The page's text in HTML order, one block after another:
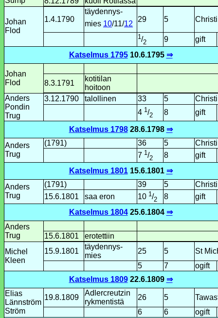
Johan
Flod
1.4.1790
täydennys­
mies 10/11/12
29 5
1 /2 9 gift
Katselmus 179510.6.1795 ⇒
Johan
Flod
8.3.1791
kotitilan
hoitoon
Anders
Pondin
Trug
3.12.1790 talollinen 33 5
4 1 /2 8 gift
Katselmus 179828.6.1798 ⇒
Anders
Trug
(1791) 36 5
7 1 /2 8 gift
Katselmus 180115.6.1801 ⇒
Anders
Trug
(1791) 39 5
15.6.1801
saa eron 10 1 /2 8 gift
Katselmus 180425.6.1804 ⇒
Anders
Trug
15.6.1801
erotettiin
Michel
Kleen
15.9.1801
täydennys­
mies
25 5
St
5
7 ogift
Katselmus 180922.6.1809 ⇒
Elias
Lännström
Ström
19.8.1809
Adlercreutzin
rykmentistä
26 5
6
6 ogift